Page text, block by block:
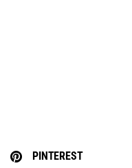
PINTEREST